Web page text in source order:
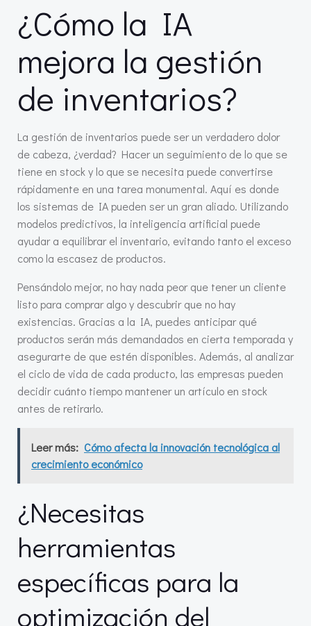
¿Cómo la IA
mejora la gestión
de inventarios?
La gestión de inventarios puede ser un verdadero dolor
de cabeza, ¿verdad? Hacer un seguimiento de lo que se
tiene en stock y lo que se necesita puede convertirse
rápidamente en una tarea monumental. Aquí es donde
los sistemas de IA pueden ser un gran aliado. Utilizando
modelos predictivos, la inteligencia artificial puede
ayudar a equilibrar el inventario, evitando tanto el exceso
como la escasez de productos.
Pensándolo mejor, no hay nada peor que tener un cliente
listo para comprar algo y descubrir que no hay
existencias. Gracias a la IA, puedes anticipar qué
productos serán más demandados en cierta temporada y
asegurarte de que estén disponibles. Además, al analizar
el ciclo de vida de cada producto, las empresas pueden
decidir cuánto tiempo mantener un artículo en stock
antes de retirarlo.
Leer más: Cómo afecta la innovación tecnológica al
crecimiento económico
¿Necesitas
herramientas
específicas para la
optimización del